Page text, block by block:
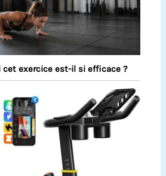
cet exercice est-il si efficace ?